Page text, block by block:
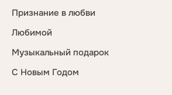
Признание в любви
Любимой
Музыкальный подарок
С Новым Годом